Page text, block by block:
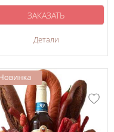
Детали
ЗАКАЗАТЬ